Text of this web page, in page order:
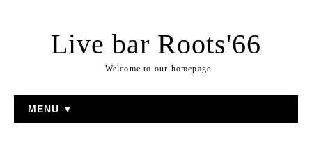
Live bar Roots'66
Welcome to our homepage
MENU ▼